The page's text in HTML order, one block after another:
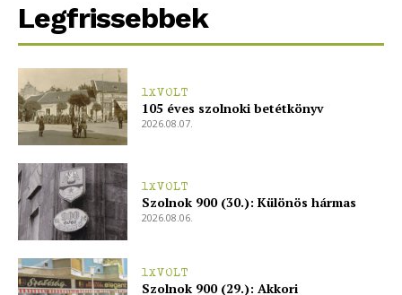
Legfrissebbek
1XVOLT
105 éves szolnoki betétkönyv
2026.08.07.
1XVOLT
Szolnok 900 (30.): Különös hármas
2026.08.06.
1XVOLT
Szolnok 900 (29.): Akkori